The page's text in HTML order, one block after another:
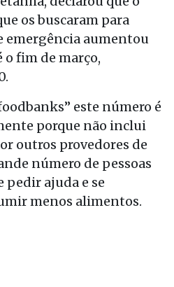
os buscaram para
emergência aumentou
o fim de março,
este número é
porque não inclui
outros provedores de
número de pessoas
pedir ajuda e se
menos alimentos.